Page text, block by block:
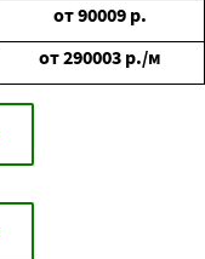
от90009 р.
от290003 р./м